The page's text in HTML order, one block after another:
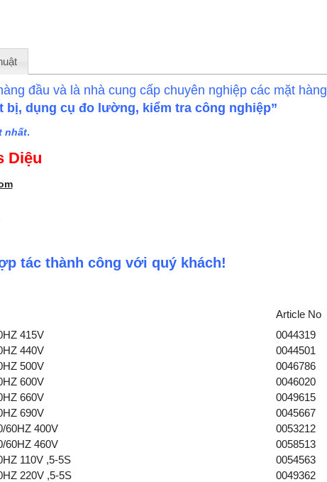
đầu và là nhà cung cấp chuyên nghiệp các mặt hàng
bị, dụng cụ đo lường, kiểm tra công nghiệp”
nhất.
Diệu
tác thành công với quý khách!
Article No
415V
0044319
440V
0044501
500V
0046786
600V
0046020
660V
0049615
690V
0045667
60HZ 400V
0053212
60HZ 460V
0058513
110V ,5-5S
0054563
220V ,5-5S
0049362